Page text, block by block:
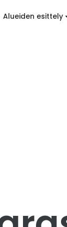
Alueiden esittely